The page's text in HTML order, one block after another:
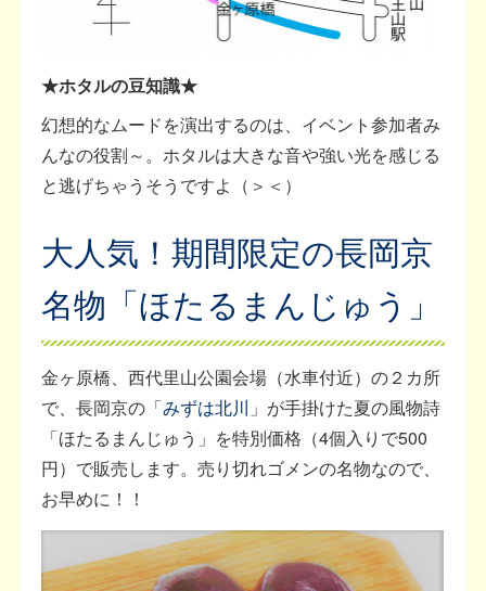
★ホタルの豆知識★
幻想的なムードを演出するのは、イベント参加者み
んなの役割～。ホタルは大きな音や強い光を感じる
と逃げちゃうそうですよ（＞＜）
大人気！期間限定の長岡京
名物「ほたるまんじゅう」
金ヶ原橋、西代里山公園会場（水車付近）の２カ所
で、長岡京の「みずは北川 」が手掛けた夏の風物詩
「ほたるまんじゅう」を特別価格（4個入りで500
円）で販売します。売り切れゴメンの名物なので、
お早めに！！